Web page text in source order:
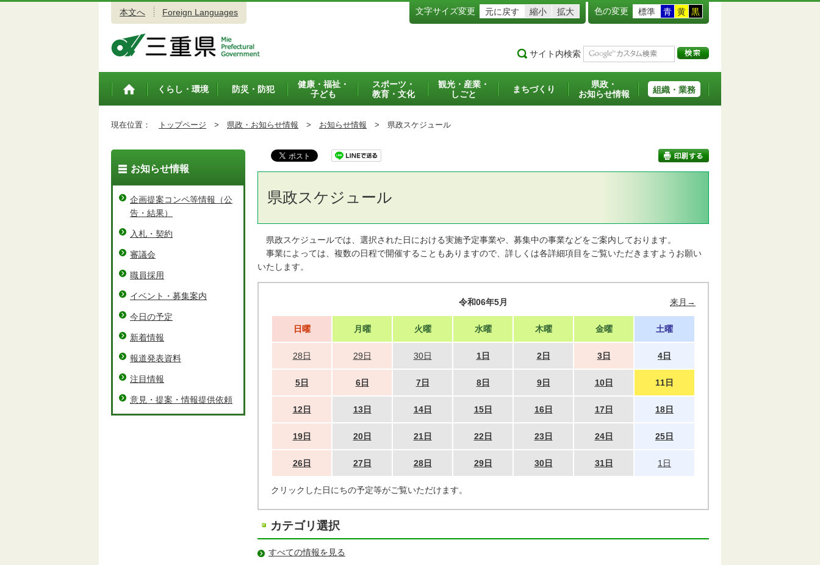
本文へ Foreign Languages 文字サイズ変更 元に戻す 縮小 拡大 色の変更 標準 青 黄 黒
サイト内検索
トップペ
くらし・環境 防災・防犯
健康・福祉・
子ども
スポーツ・
教育・文化
観光・産業・
しごと
まちづくり
県政・
お知らせ情報
組織・業務
現在位置： トップページ > 県政・お知らせ情報 > お知らせ情報 > 県政スケジュール
県政スケジュール
県政スケジュールでは、選択された日における実施予定事業や、募集中の事業などをご案内しております。
事業によっては、複数の日程で開催することもありますので、詳しくは各詳細項目をご覧いただきますようお願い
いたします。
令和06年5月 来月→
日曜 月曜 火曜 水曜 木曜 金曜 土曜
28日 29日 30日 1日 2日 3日 4日
5日 6日 7日 8日 9日 10日 11日
12日 13日 14日 15日 16日 17日 18日
19日 20日 21日 22日 23日 24日 25日
26日 27日 28日 29日 30日 31日 1日
クリックした日にちの予定等がご覧いただけます。
カテゴリ選択
すべての情報を見る
お知らせ情報
企画提案コンペ等情報（公
告・結果）
入札・契約
審議会
職員採用
イベント・募集案内
今日の予定
新着情報
報道発表資料
注目情報
意見・提案・情報提供依頼